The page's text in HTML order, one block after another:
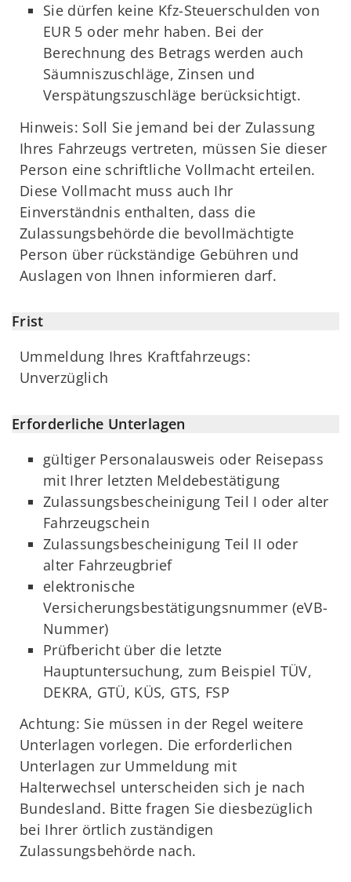
Sie dürfen keine Kfz-Steuerschulden von
EUR 5 oder mehr haben. Bei der
Berechnung des Betrags werden auch
Säumniszuschläge, Zinsen und
Verspätungszuschläge berücksichtigt.
Hinweis: Soll Sie jemand bei der Zulassung
Ihres Fahrzeugs vertreten, müssen Sie dieser
Person eine schriftliche Vollmacht erteilen.
Diese Vollmacht muss auch Ihr
Einverständnis enthalten, dass die
Zulassungsbehörde die bevollmächtigte
Person über rückständige Gebühren und
Auslagen von Ihnen informieren darf.
Frist
Ummeldung Ihres Kraftfahrzeugs:
Unverzüglich
Erforderliche Unterlagen
gültiger Personalausweis oder Reisepass
mit Ihrer letzten Meldebestätigung
Zulassungsbescheinigung Teil I oder alter
Fahrzeugschein
Zulassungsbescheinigung Teil II oder
alter Fahrzeugbrief
elektronische
Versicherungsbestätigungsnummer (eVB-
Nummer)
Prüfbericht über die letzte
Hauptuntersuchung, zum Beispiel TÜV,
DEKRA, GTÜ, KÜS, GTS, FSP
Achtung: Sie müssen in der Regel weitere
Unterlagen vorlegen. Die erforderlichen
Unterlagen zur Ummeldung mit
Halterwechsel unterscheiden sich je nach
Bundesland. Bitte fragen Sie diesbezüglich
bei Ihrer örtlich zuständigen
Zulassungsbehörde nach.